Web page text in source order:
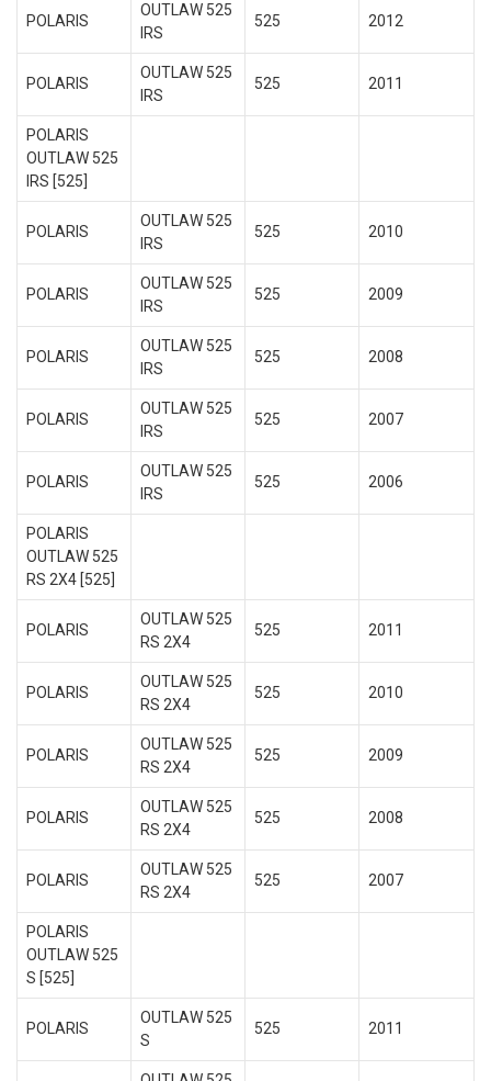
POLARIS
OUTLAW 525
IRS
525 2012
POLARIS
OUTLAW 525
IRS
525 2011
POLARIS
OUTLAW 525
IRS [525]
POLARIS
OUTLAW 525
IRS
525 2010
POLARIS
OUTLAW 525
IRS
525 2009
POLARIS
OUTLAW 525
IRS
525 2008
POLARIS
OUTLAW 525
IRS
525 2007
POLARIS
OUTLAW 525
IRS
525 2006
POLARIS
OUTLAW 525
RS 2X4 [525]
POLARIS
OUTLAW 525
RS 2X4
525 2011
POLARIS
OUTLAW 525
RS 2X4
525 2010
POLARIS
OUTLAW 525
RS 2X4
525 2009
POLARIS
OUTLAW 525
RS 2X4
525 2008
POLARIS
OUTLAW 525
RS 2X4
525 2007
POLARIS
OUTLAW 525
S [525]
POLARIS
OUTLAW 525
S
525 2011